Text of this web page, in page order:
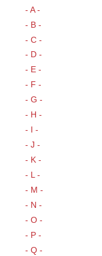
- A -
- B -
- C -
- D -
- E -
- F -
- G -
- H -
- I -
- J -
- K -
- L -
- M -
- N -
- O -
- P -
- Q -